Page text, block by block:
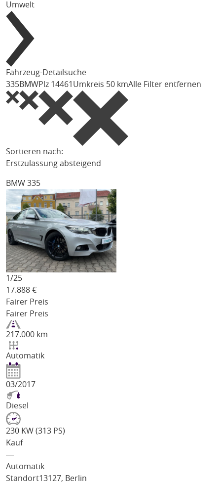
Umwelt
Fahrzeug-Detailsuche
335BMWPlz 14461 Umkreis 50 kmAlle Filter entfernen
Sortieren nach:
Erstzulassung absteigend
BMW 335
1/25
17.888 €
Fairer Preis
Fairer Preis
217.000 km
Automatik
03/2017
Diesel
230 KW (313 PS)
Kauf
―
Automatik
Standort13127, Berlin